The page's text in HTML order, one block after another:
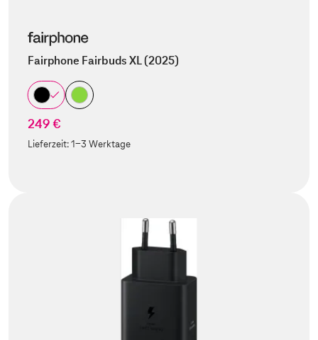
Fairphone Fairbuds XL (2025)
249 €
Lieferzeit:1-3 Werktage